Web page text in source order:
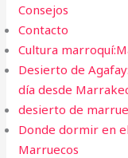
Consejos
Contacto
Cultura
Desierto de
día desde
desierto de
Donde dormir en
Marruecos